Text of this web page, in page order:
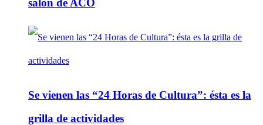
salón de ACO
Se vienen las “24 Horas de Cultura”: ésta es la
grilla de actividades